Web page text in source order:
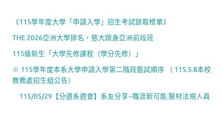
《115學年度大學「申請入學」招生考試錄取榜單》
THE 2026亞洲大學排名，慈大躋身亞洲前段班
115級新生「大學先修課程（學分先修）」
※ 115學年度本系大學申請入學第二階段甄試順序 （ 115.5.8本校
教務處招生組公告）
115/05/29【分遺系週會】系友分享~職涯新可能:醫材法規人員